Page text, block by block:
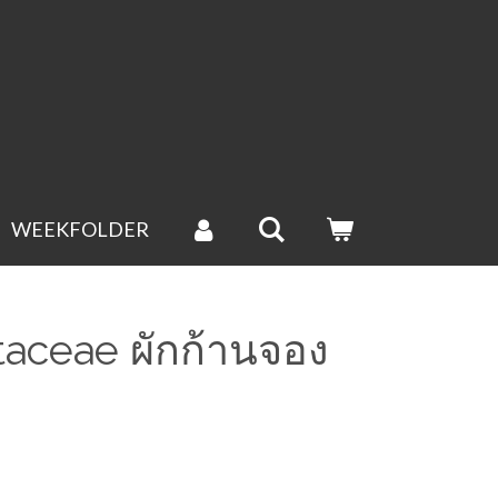
WEEKFOLDER
ผักก้านจอง